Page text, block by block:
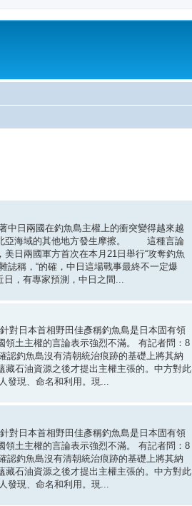
中日兩國在釣魚島主權上的衝突變得越來越
北亞海域的其他地方發生摩擦。 這種言論
日兩國軍方首次在本月21日舉行“攻奪釣魚
誌稱，“的確，中日這場戰事最終不一定爆
有專家預測，中日之間...
日本首相野田佳彥稱釣魚島是日本固有領
土主權的言論表示強烈不滿。 有記者問：8
認釣魚島沒有清朝統治痕跡的基礎上將其納
藏石油資源之後才提出主權主張的。中方對此
發現、命名和利用。現...
日本首相野田佳彥稱釣魚島是日本固有領
領土主權的言論表示強烈不滿。 有記者問：8
認釣魚島沒有清朝統治痕跡的基礎上將其納
藏石油資源之後才提出主權主張的。中方對此
發現、命名和利用。現...